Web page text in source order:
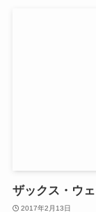
ザックス・ウ
2017年2月13日